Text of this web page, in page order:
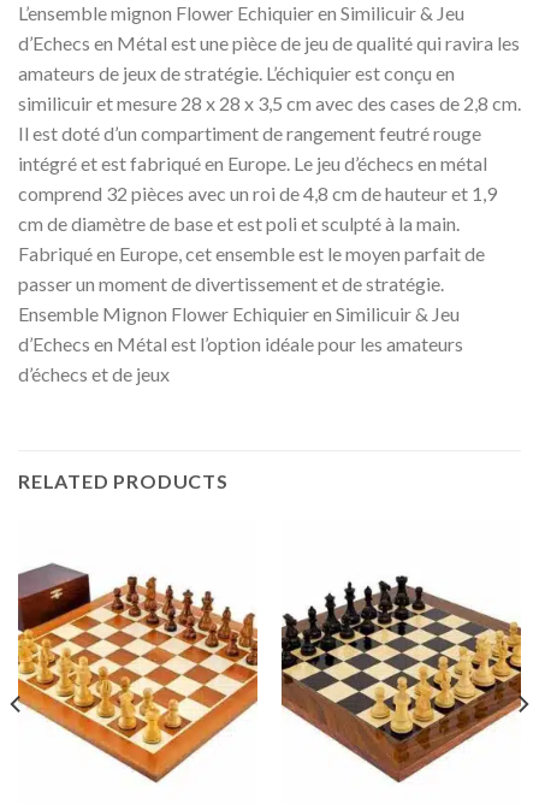
L’ensemble mignon Flower Echiquier en Similicuir & Jeu
d’Echecs en Métal est une pièce de jeu de qualité qui ravira les
amateurs de jeux de stratégie. L’échiquier est conçu en
similicuir et mesure 28 x 28 x 3,5 cm avec des cases de 2,8 cm.
Il est doté d’un compartiment de rangement feutré rouge
intégré et est fabriqué en Europe. Le jeu d’échecs en métal
comprend 32 pièces avec un roi de 4,8 cm de hauteur et 1,9
cm de diamètre de base et est poli et sculpté à la main.
Fabriqué en Europe, cet ensemble est le moyen parfait de
passer un moment de divertissement et de stratégie.
Ensemble Mignon Flower Echiquier en Similicuir & Jeu
d’Echecs en Métal est l’option idéale pour les amateurs
d’échecs et de jeux
RELATED PRODUCTS